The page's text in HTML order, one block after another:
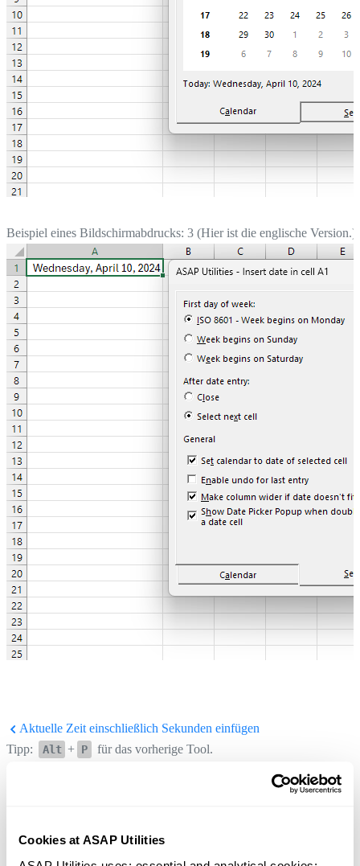
Cookies at ASAP Utilities
Beispiel eines Bildschirmabdrucks: 3 (Hier ist die englische Version.)
Aktuelle Zeit einschließlich Sekunden einfügen
Tipp:
Alt + P für das vorherige Tool.
Pfad und Namen der Arbeitsmappe in Kopfzeile, Fußzeile oder Zelle